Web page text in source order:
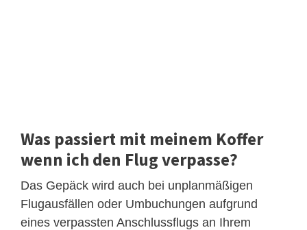
Was passiert mit meinem Koffer
wenn ich den Flug verpasse?
Das Gepäck wird auch bei unplanmäßigen
Flugausfällen oder Umbuchungen aufgrund
eines verpassten Anschlussflugs an Ihrem